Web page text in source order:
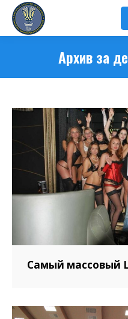
Архив за
Самый массовый